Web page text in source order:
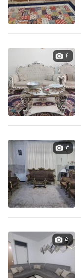
۴
۳
۵